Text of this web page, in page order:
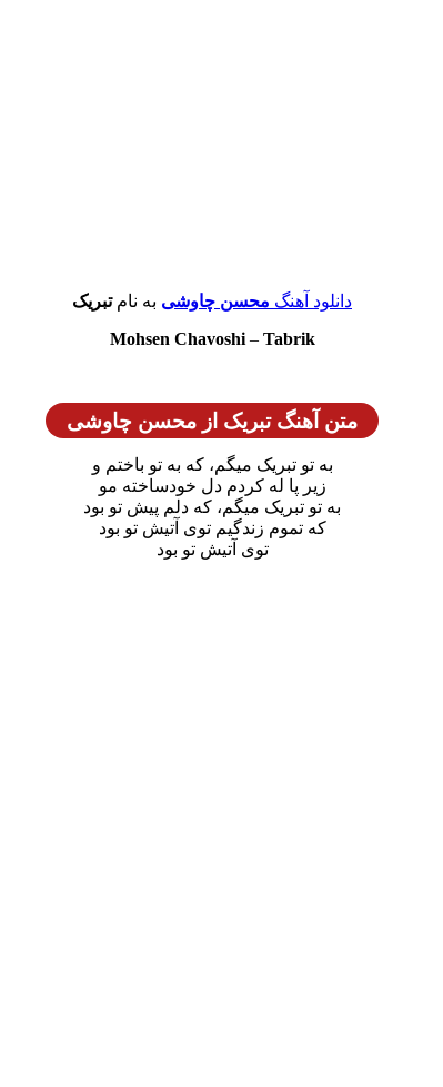
دانلود آهنگ محسن چاوشی به نامتبریک
Mohsen Chavoshi– Tabrik
متن آهنگ تبریک از محسن چاوشی
به تو تبریک میگم، که به تو باختم و
زیر پا له کردم دل خودساخته مو
به تو تبریک میگم، که دلم پیش تو بود
که تموم زندگیم توی آتیش تو بود
توی آتیش تو بود